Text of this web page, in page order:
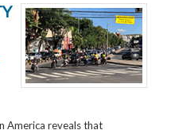
America reveals that